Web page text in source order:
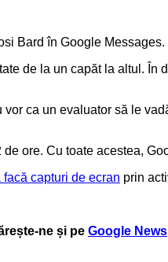
Bard în Google Messages.
de la un capăt la altul.
ca un evaluator să le
ore. Cu toate acestea,
facă capturi de ecran prin
ne și pe Google News